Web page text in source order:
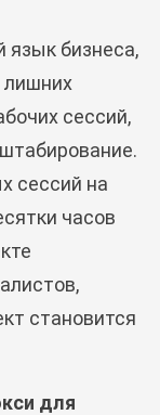
язык бизнеса,
лишних
сессий,
сессий на
часов
становится
для